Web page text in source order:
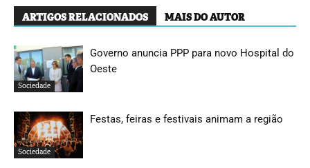
ARTIGOS RELACIONADOS MAIS DO AUTOR
Sociedade
Governo anuncia PPP para novo Hospital do
Oeste
Sociedade
Festas, feiras e festivais animam a região